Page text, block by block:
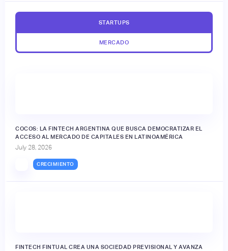
STARTUPS
MERCADO
COCOS: LA FINTECH ARGENTINA QUE BUSCA DEMOCRATIZAR EL
ACCESO AL MERCADO DE CAPITALES EN LATINOAMÉRICA
July 28, 2026
CRECIMIENTO
FINTECH FINTUAL CREA UNA SOCIEDAD PREVISIONAL Y AVANZA